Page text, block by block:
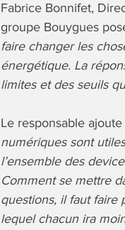
Fabrice Bonnifet,
groupe Bouygues
faire changer les
énergétique. La
limites et des seuils
Le responsable ajoute
numériques sont
l’ensemble des
Comment se mettre
questions, il faut faire
lequel chacun ira